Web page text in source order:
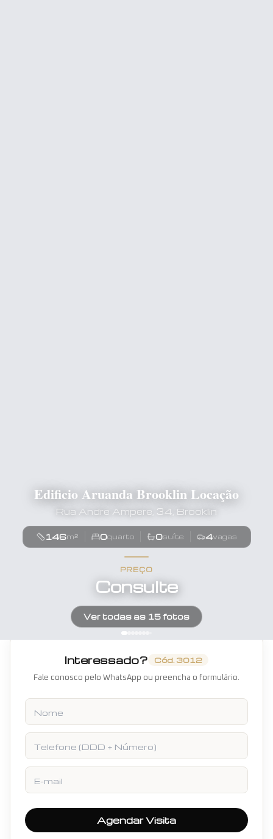
Edificio Aruanda Brooklin Locação
Rua Andre Ampere, 34, Brooklin
146m² 0quarto 0suíte 4vagas
PREÇO
Consulte
Ver todas as 15fotos
Interessado? Cód. 3012
Fale conosco pelo WhatsApp ou preencha o formulário.
Nome
Telefone
E-mail
Agendar Visita